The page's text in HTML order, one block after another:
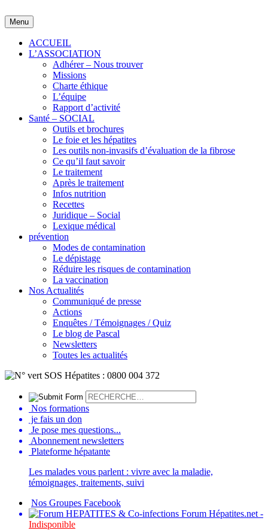
to
content
Menu
ACCUEIL
L’ASSOCIATION
Adhérer – Nous trouver
Missions
Charte éthique
L’équipe
Rapport d’activité
Santé – SOCIAL
Outils et brochures
Le foie et les hépatites
Les outils non-invasifs d’évaluation de la fibrose
Ce qu’il faut savoir
Le traitement
Après le traitement
Infos nutrition
Recettes
Juridique – Social
Lexique médical
prévention
Modes de contamination
Le dépistage
Réduire les risques de contamination
La vaccination
Nos Actualités
Communiqué de presse
Actions
Enquêtes / Témoignages / Quiz
Le blog de Pascal
Newsletters
Toutes les actualités
Nos formations
je fais un don
Je pose mes questions...
Abonnement newsletters
Plateforme hépatante
Les malades vous parlent : vivre avec la maladie,
témoignages, traitements, suivi
Nos Groupes Facebook
Forum Hépatites.net -
Indisponible